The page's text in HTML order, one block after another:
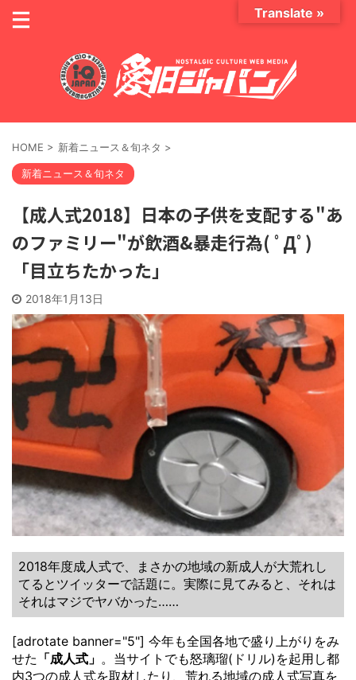
HOME > 新着ニュース＆旬ネタ >
新着ニュース＆旬ネタ
【成人式2018】日本の子供を支配する"あ
のファミリー"が飲酒&暴走行為( ﾟДﾟ)
「目立ちたかった」
2018年1月13日
2018年度成人式で、まさかの地域の新成人が大荒れし
てるとツイッターで話題に。実際に見てみると、それは
それはマジでヤバかった……
[adrotate banner="5"] 今年も全国各地で盛り上がりをみ
せた 「成人式」 。当サイトでも怒璃瑠(ドリル)を起用し都
内3つの成人式を取材したり、荒れる地域の成人式写真を
Translate »